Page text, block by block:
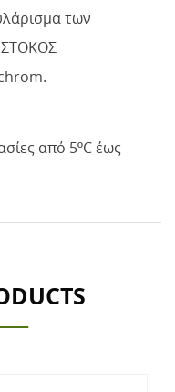
των
ΣΤΟΚΟΣ
από 5ºC έως